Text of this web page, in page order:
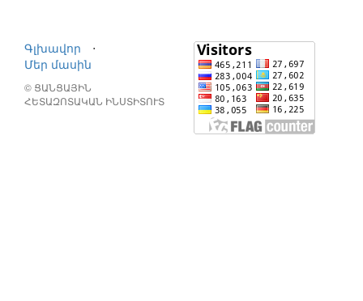
Գլխավոր
⋅
Մեր մասին
© ՑԱՆՑԱՅԻՆ
ՀԵՏԱԶՈՏԱԿԱՆ ԻՆՍՏԻՏՈՒՏ